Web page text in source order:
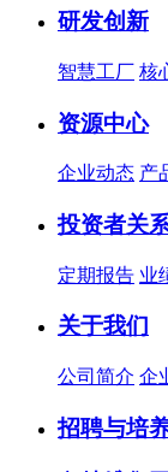
研发创新
智慧工厂 核
资源中心
企业动态 产
投资者关
定期报告 业
关于我们
公司简介 企
招聘与培